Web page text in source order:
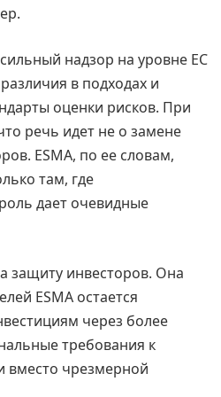
надзор на уровне ЕС
в подходах и
оценки рисков. При
речь идет не о замене
ESMA, по ее словам,
там, где
дает очевидные
защиту инвесторов. Она
ESMA остается
через более
требования к
чрезмерной